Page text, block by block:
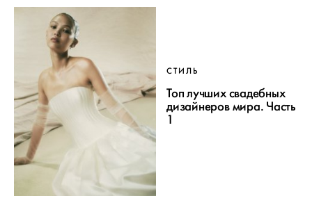
СТИЛЬ
Топ лучших свадебных
дизайнеров мира. Часть
1